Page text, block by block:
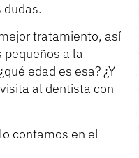
dudas.
tratamiento, así
a la
edad es esa? ¿Y
al dentista con
contamos en el